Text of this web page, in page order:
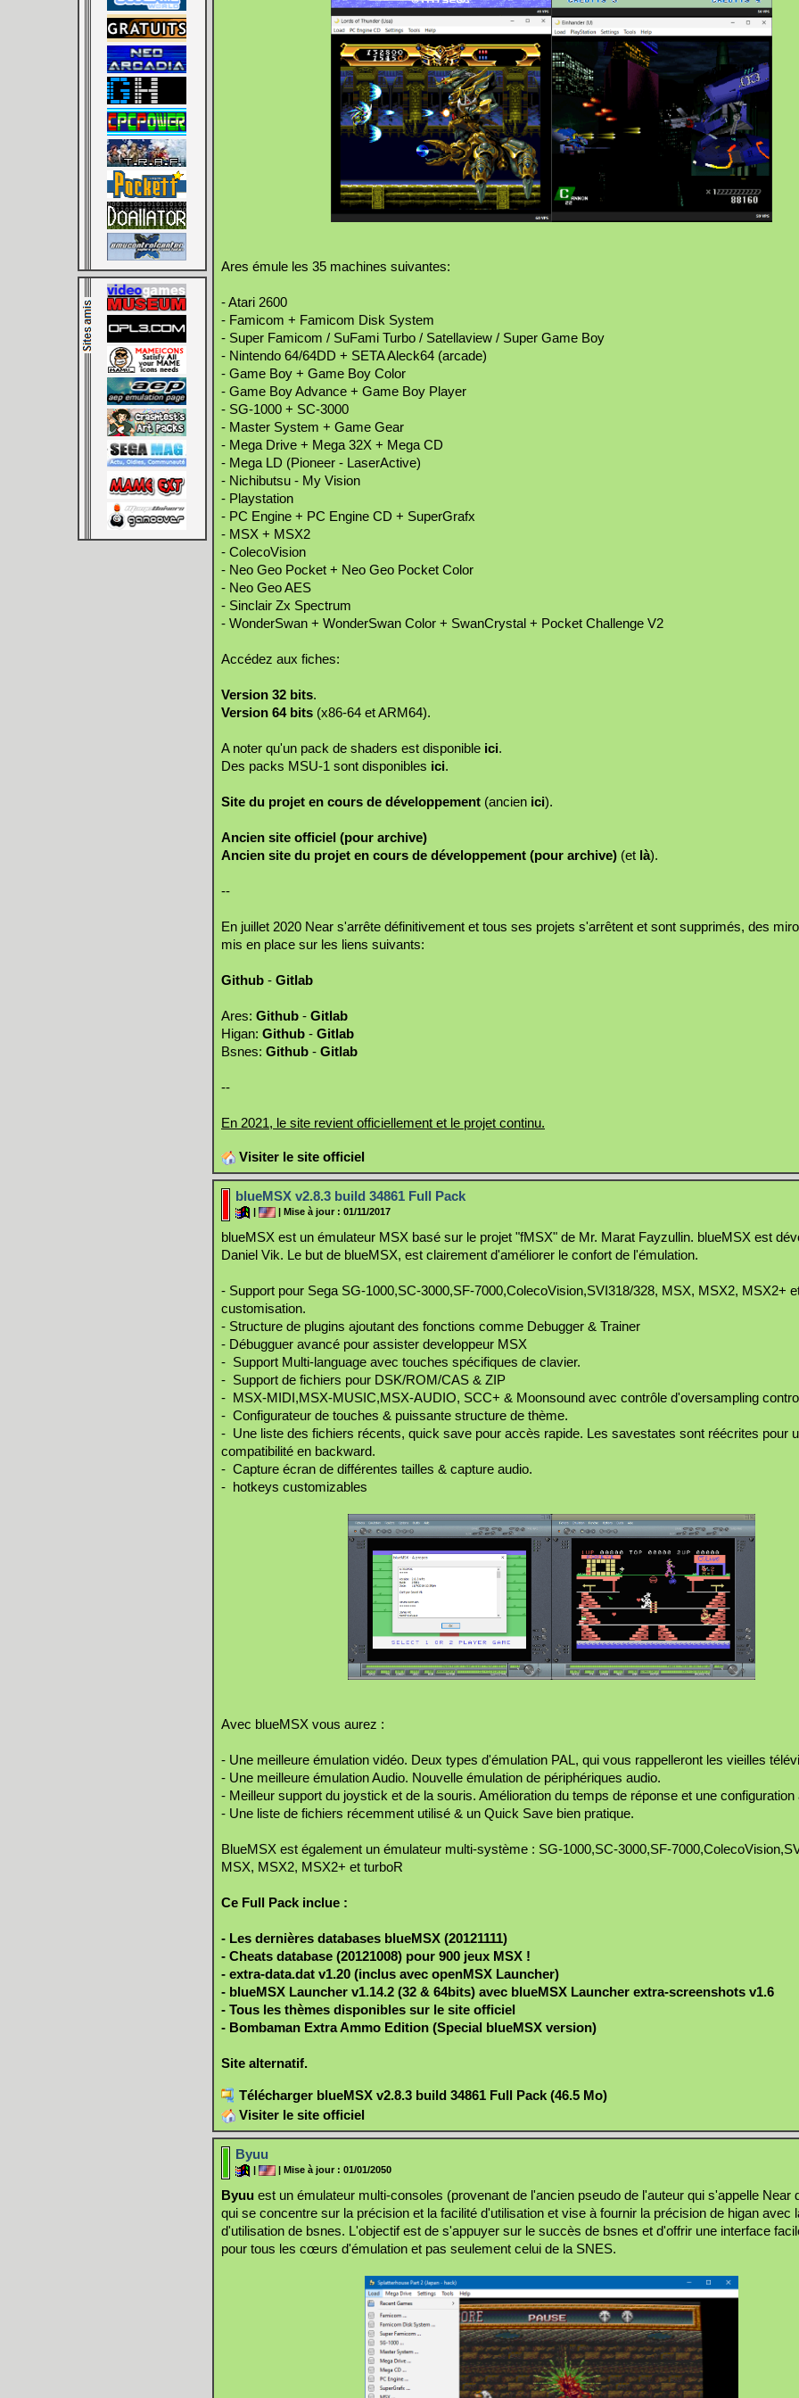
Ares émule les 35 machines suivantes:
- Atari 2600
- Famicom + Famicom Disk System
- Super Famicom / SuFami Turbo / Satellaview / Super Game Boy
- Nintendo 64/64DD + SETA Aleck64 (arcade)
- Game Boy + Game Boy Color
- Game Boy Advance + Game Boy Player
- SG-1000 + SC-3000
- Master System + Game Gear
- Mega Drive + Mega 32X + Mega CD
- Mega LD (Pioneer - LaserActive)
- Nichibutsu - My Vision
- Playstation
- PC Engine + PC Engine CD + SuperGrafx
- MSX + MSX2
- ColecoVision
- Neo Geo Pocket + Neo Geo Pocket Color
- Neo Geo AES
- Sinclair Zx Spectrum
- WonderSwan + WonderSwan Color + SwanCrystal + Pocket Challenge V2
Accédez aux fiches:
Version 32 bits.
Version 64 bits (x86-64 et ARM64).
A noter qu'un pack de shaders est disponible ici.
Des packs MSU-1 sont disponibles ici.
Site du projet en cours de développement (ancien ici).
Ancien site officiel (pour archive)
Ancien site du projet en cours de développement (pour archive) (et là).
--
En juillet 2020 Near s'arrête définitivement et tous ses projets s'arrêtent et sont supprimés, des
mis en place sur les liens suivants:
Github - Gitlab
Ares: Github - Gitlab
Higan: Github - Gitlab
Bsnes: Github - Gitlab
--
En 2021, le site revient officiellement et le projet continu.
Visiter le site officiel
blueMSX v2.8.3 build 34861 Full Pack
| Mise à jour : 01/11/2017
blueMSX est un émulateur MSX basé sur le projet "fMSX" de Mr. Marat Fayzullin. blueMSX est
Daniel Vik. Le but de blueMSX, est clairement d'améliorer le confort de l'émulation.
- Support pour Sega SG-1000,SC-3000,SF-7000,ColecoVision,SVI318/328, MSX, MSX2, MSX2+
customisation.
- Structure de plugins ajoutant des fonctions comme Debugger & Trainer
- Débugguer avancé pour assister developpeur MSX
- Support Multi-language avec touches spécifiques de clavier.
- Support de fichiers pour DSK/ROM/CAS & ZIP
- MSX-MIDI,MSX-MUSIC,MSX-AUDIO, SCC+ & Moonsound avec contrôle d'oversampling
- Configurateur de touches & puissante structure de thème.
- Une liste des fichiers récents, quick save pour accès rapide. Les savestates sont réécrites pour
compatibilité en backward.
- Capture écran de différentes tailles & capture audio.
- hotkeys customizables
Avec blueMSX vous aurez :
- Une meilleure émulation vidéo. Deux types d'émulation PAL, qui vous rappelleront les vieilles
- Une meilleure émulation Audio. Nouvelle émulation de périphériques audio.
- Meilleur support du joystick et de la souris. Amélioration du temps de réponse et une configuration
- Une liste de fichiers récemment utilisé & un Quick Save bien pratique.
BlueMSX est également un émulateur multi-système : SG-1000,SC-3000,SF-
MSX, MSX2, MSX2+ et turboR
Ce Full Pack inclue :
- Les dernières databases blueMSX (20121111)
- Cheats database (20121008) pour 900 jeux MSX !
- extra-data.dat v1.20 (inclus avec openMSX Launcher)
- blueMSX Launcher v1.14.2 (32 & 64bits) avec blueMSX Launcher extra-screenshots v1.6
- Tous les thèmes disponibles sur le site officiel
- Bombaman Extra Ammo Edition (Special blueMSX version)
Site alternatif.
Télécharger blueMSX v2.8.3 build 34861 Full Pack (46.5 Mo)
Visiter le site officiel
Byuu
| | Mise à jour : 01/01/2050
Byuu est un émulateur multi-consoles (provenant de l'ancien pseudo de l'auteur qui s'appelle Near
qui se concentre sur la précision et la facilité d'utilisation et vise à fournir la précision de higan avec
d'utilisation de bsnes. L'objectif est de s'appuyer sur le succès de bsnes et d'offrir une interface
pour tous les cœurs d'émulation et pas seulement celui de la SNES.